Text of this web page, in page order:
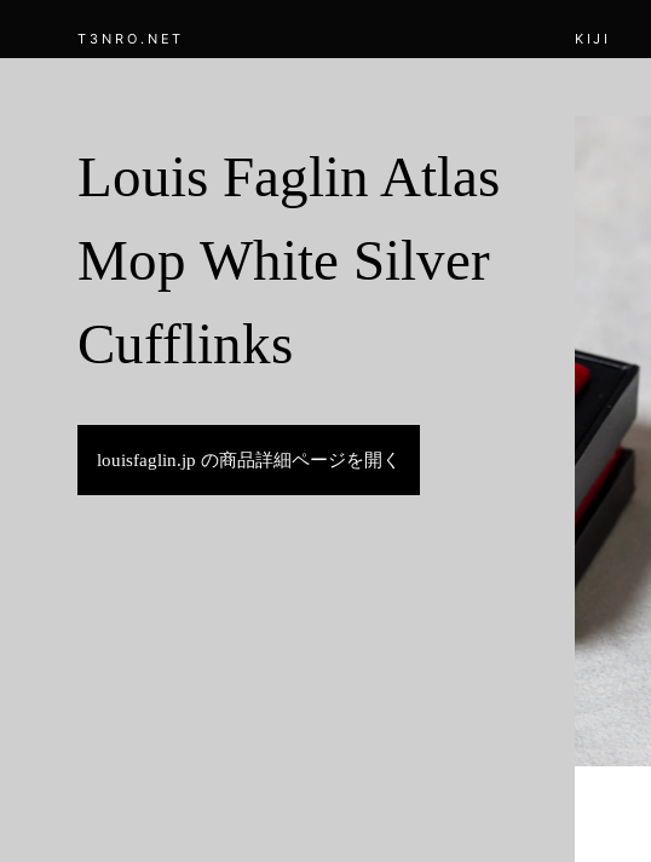
T3NRO.NET KIJI
Louis Faglin Atlas
Mop White Silver
Cufflinks
louisfaglin.jp の商品詳細ページを開く